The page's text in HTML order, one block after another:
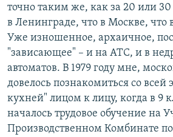
точно таким же, как за 20 или 30
в Ленинграде, что в Москве, что
Уже изношенное, архаичное,
"зависающее" – и на АТС, и в
автоматов. В 1979 году мне,
довелось познакомиться со всей
кухней" лицом к лицу, когда в 9
началось трудовое обучение на
Производственном Комбинате